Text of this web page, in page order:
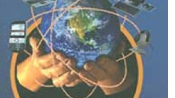
ويعود له الفضل بأنه حرر الطب من الدين
- هل تعلم أن المرجان إفراز حيواني
من مادة كربونات الكلسيوم، وهو أحمر أو